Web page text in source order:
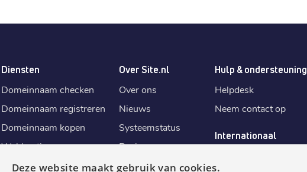
Diensten
Domeinnaam checken
Domeinnaam registreren
Domeinnaam kopen
Webhosting
E-mail aanmaken
Over Site.nl
Over ons
Nieuws
Systeemstatus
Reviews
Algemene
Hulp & ondersteuning
Helpdesk
Neem contact op
Internationaal
Deze website maakt gebruik van cookies.